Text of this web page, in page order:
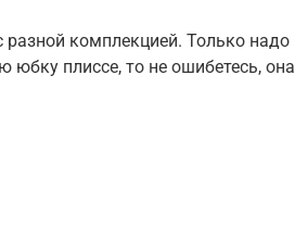
комплекцией. Только надо
плиссе, то не ошибетесь, она